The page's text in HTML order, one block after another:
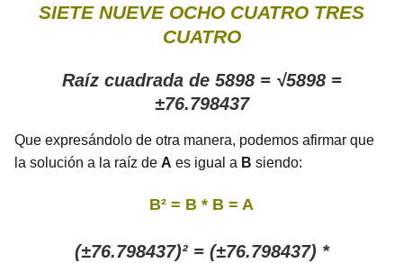
SIETE NUEVE OCHO CUATRO TRES
CUATRO
Raíz cuadrada de 5898 = √5898 =
±76.798437
Que expresándolo de otra manera, podemos afirmar que
la solución a la raíz de A es igual a B siendo:
B² = B * B = A
(±76.798437)² = (±76.798437) *